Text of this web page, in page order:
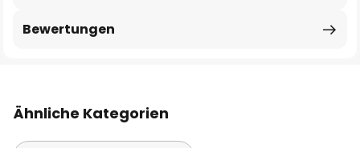
Bewertungen
Ähnliche Kategorien